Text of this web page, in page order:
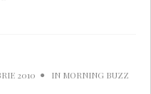
2010 IN MORNING BUZZ